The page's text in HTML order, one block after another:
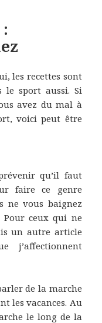
les recettes sont
le sport aussi. Si
avez du mal à
voici peut être
qu’il faut
faire ce genre
ne vous baignez
Pour ceux qui ne
un autre article
j’affectionnent
de la marche
les vacances. Au
le long de la